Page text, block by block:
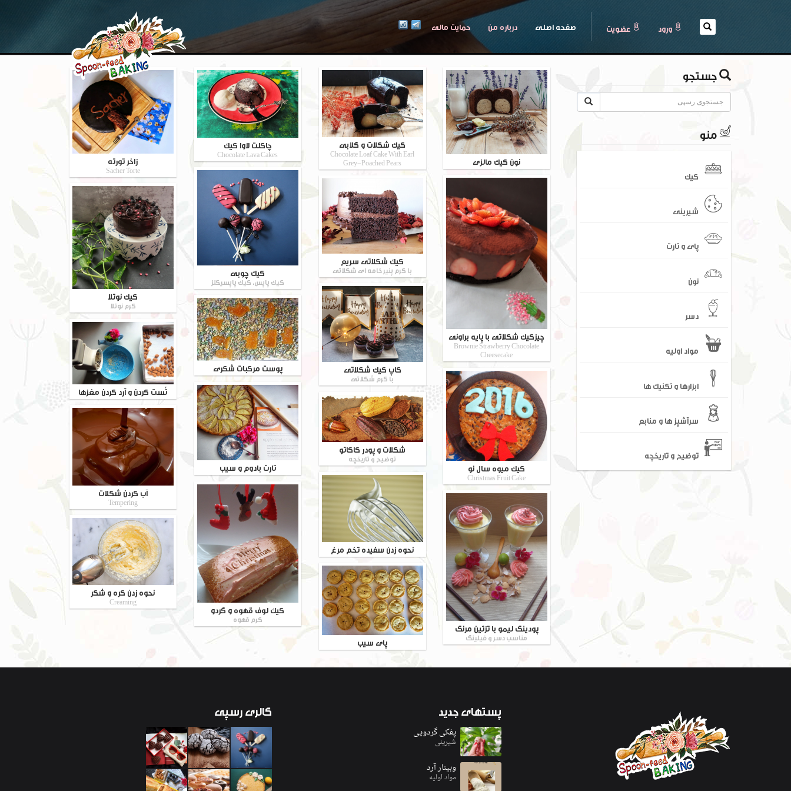
ورود عضويت صفحه اصلی درباره من حمایت مالی
جستجو
منو
کیک
شیرینی
پای و تارت
نون
دسر
مواد اولیه
ابزارها و تکنیک ها
سرآشپز ها و منابع
توضیح و تاریخچه
نون کیک مالزی
کیک شکلات و گلابی
Chocolate Loaf Cake With Earl
Grey-Poached Pears
چاکلت لاوا کیک
Chocolate Lava Cakes
زاخر تورته
Sacher Torte
کیک چوبی
کیک پاپس، کیک پاپسیکلز
چیزکیک شکلاتی با پایه براونی
Brownie Strawberry Chocolate
Cheesecake
کیک شکلاتی سریع
با کرم پنیر خامه ای شکلاتی
کیک نوتلا
کرم نوتلا
کاپ کیک شکلاتی
با کرم شکلاتی
پوست مرکبات شکری
تُست کردن و آرد کردن مغزها
کیک میوه سال نو
Christmas Fruit Cake
تارت بادوم و سیب
شکلات و پودر کاکائو
توضیح و تاریخچه
آب کردن شکلات
Tempering
نحوه زدن سفیده تخم مرغ
کیک لوف قهوه و گردو
کرم قهوه
پودینگ لیمو با تزئین مرنگ
مناسب دسر و فیلینگ
نحوه زدن کره و شکر
Creaming
پای سیب
پستهایجدید
پفکی گردویی
شیرینی
وبینار آرد
مواد اولیه
گالریرسپی